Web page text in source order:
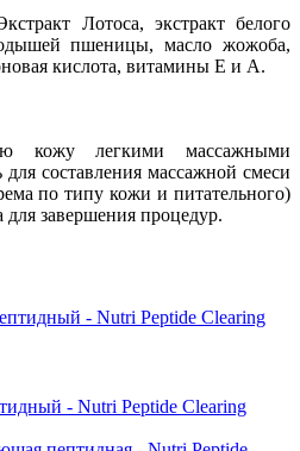
Лотоса, экстракт белого
пшеницы, масло жожоба,
кислота, витамины Е и А.
кожу легкими массажными
составления массажной смеси
по типу кожи и питательного)
для завершения процедур.
- Nutri Peptide Clearing